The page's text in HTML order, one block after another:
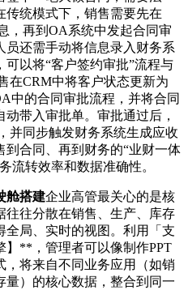
传统模式下，销售需要先在
，再到OA系统中发起合同审
员还需手动将信息录入财务系
以将“客户签约审批”流程与
在CRM中将客户状态更新为
中的合同审批流程，并将合同
带入审批单。审批通过后，
并同步触发财务系统生成应收
到合同、再到财务的“业财一体
流转效率和数据准确性。
舱搭建企业高管最关心的是核
往往分散在销售、生产、库存
全局、实时的视图。利用「支
**，管理者可以像制作PPT
，将来自不同业务应用（如销
量）的核心数据，整合到同一